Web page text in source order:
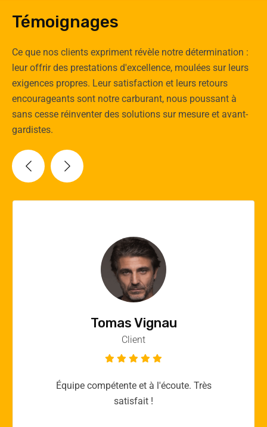
Témoignages
Ce que nos clients expriment révèle notre détermination :
leur offrir des prestations d'excellence, moulées sur leurs
exigences propres. Leur satisfaction et leurs retours
encourageants sont notre carburant, nous poussant à
sans cesse réinventer des solutions sur mesure et avant-
gardistes.
Vincent Quere
Client
Merci yellow365.work pour votre expertise!